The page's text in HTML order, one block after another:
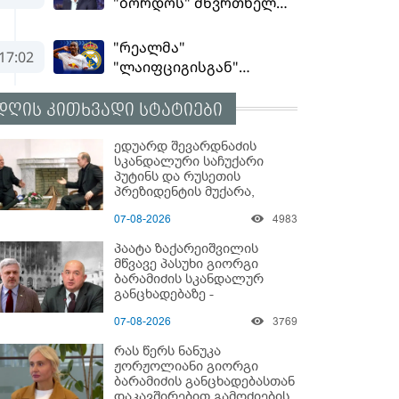
კითხვადი სტატიები
ედუარდ შევარდნაძის
სკანდალური საჩუქარი
პუტინს და რუსეთის
პრეზიდენტის მუქარა,
აასრულა
07-08-2026 4983
პაატა ზაქარეიშვილის
მწვავე პასუხი გიორგი
ბარამიძის სკანდალურ
განცხადებაზე -
ვიცი... კამანში მოკლული
გადმოვასვენე... ბარამიძე
კი ტყუის"
07-08-2026 3769
რას წერს ნანუკა
ჟორჟოლიანი გიორგი
ბარამიძის განცხადებასთან